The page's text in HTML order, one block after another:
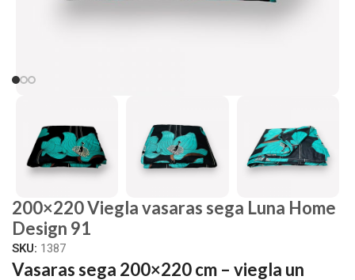
200×220 Viegla vasaras sega Luna Home
Design 91
SKU: 1387
Vasaras sega 200×220 cm – viegla un